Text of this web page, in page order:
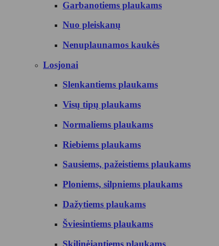
Garbanotiems plaukams
Nuo pleiskanų
Nenuplaunamos kaukės
Losjonai
Slenkantiems plaukams
Visų tipų plaukams
Normaliems plaukams
Riebiems plaukams
Sausiems, pažeistiems plaukams
Ploniems, silpniems plaukams
Dažytiems plaukams
Šviesintiems plaukams
Skilinėjantiems plaukams